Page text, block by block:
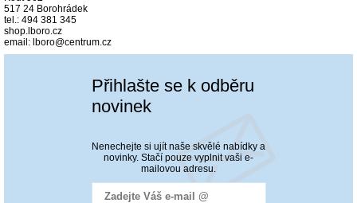
517 24 Borohrádek
tel.: 494 381 345
shop.lboro.cz
email: lboro@centrum.cz
Přihlašte se k odběru
novinek
Nenechejte si ujít naše skvělé nabídky a
novinky. Stačí pouze vyplnit vaši e-
mailovou adresu.